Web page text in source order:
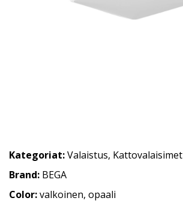
Kategoriat:Valaistus, Kattovalaisimet
Brand: BEGA
Color:valkoinen, opaali